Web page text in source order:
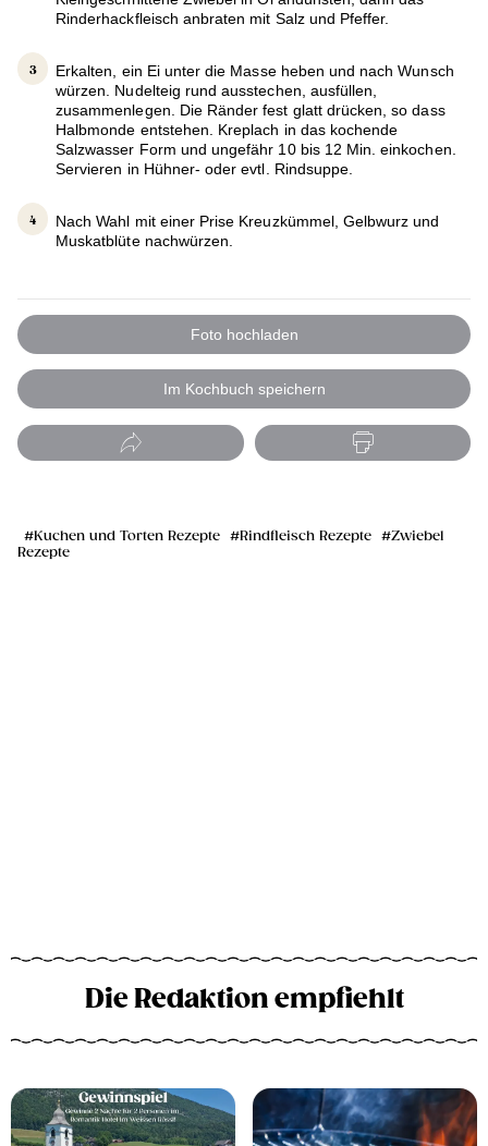
Rinderhackfleisch anbraten mit Salz und Pfeffer.
Erkalten, ein Ei unter die Masse heben und nach Wunsch
würzen. Nudelteig rund ausstechen, ausfüllen,
zusammenlegen. Die Ränder fest glatt drücken, so dass
Halbmonde entstehen. Kreplach in das kochende
Salzwasser Form und ungefähr 10 bis 12 Min. einkochen.
Servieren in Hühner- oder evtl. Rindsuppe.
Nach Wahl mit einer Prise Kreuzkümmel, Gelbwurz und
Muskatblüte nachwürzen.
Foto hochladen
Im Kochbuch speichern
Kuchen und Torten Rezepte Rindfleisch Rezepte
Zwiebel
Rezepte
Die Redaktion empfiehlt